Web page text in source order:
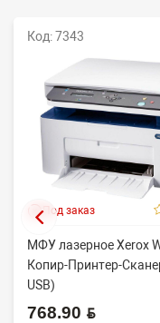
Код: 7343
Под заказ
МФУ лазерное Xerox
Копир-Принтер-
USB)
768.90 BYN